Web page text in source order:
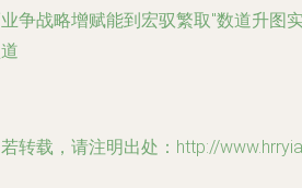
争战略增赋能到宏驭繁取"数道升图
转载，请注明出处：http://